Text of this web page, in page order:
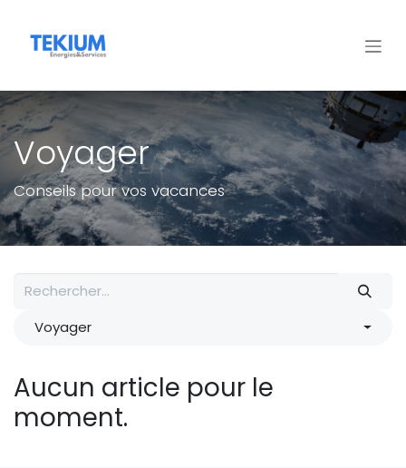
Voyager
Conseils pour vos vacances
Voyager
Aucun article pour le
moment.